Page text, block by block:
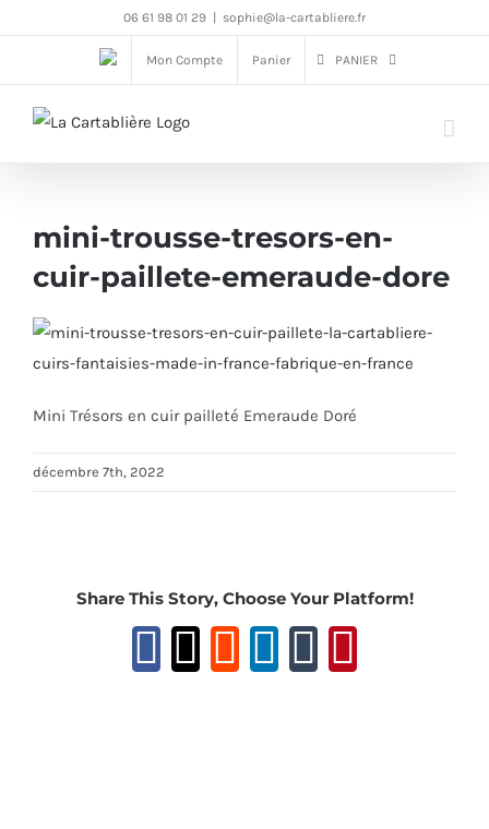
06 61 98 01 29 sophie@la-cartabliere.fr
Mon Compte Panier PANIER
mini-trousse-tresors-en-
cuir-paillete-emeraude-dore
Mini Trésors en cuir pailleté Emeraude Doré
décembre 7th, 2022
Share This Story, Choose Your Platform!
Facebook
XReddit
LinkedIn
Tumblr